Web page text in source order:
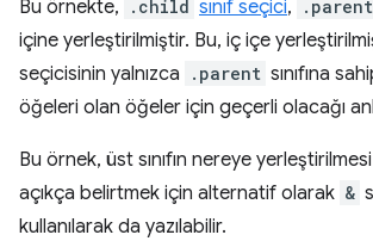
Bu örnekte, .child sınıf seçici, .parent
içine yerleştirilmiştir. Bu, iç içe
seçicisinin yalnızca .parent sınıfına
öğeleri olan öğeler için geçerli olacağı
Bu örnek, üst sınıfın nereye
açıkça belirtmek için alternatif olarak &
kullanılarak da yazılabilir.